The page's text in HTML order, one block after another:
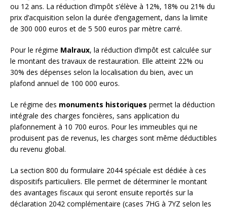
ou 12 ans. La réduction d’impôt s’élève à 12%, 18% ou 21% du
prix d’acquisition selon la durée d’engagement, dans la limite
de 300 000 euros et de 5 500 euros par mètre carré.
Pour le régime Malraux, la réduction d’impôt est calculée sur
le montant des travaux de restauration. Elle atteint 22% ou
30% des dépenses selon la localisation du bien, avec un
plafond annuel de 100 000 euros.
Le régime des monuments historiques permet la déduction
intégrale des charges foncières, sans application du
plafonnement à 10 700 euros. Pour les immeubles qui ne
produisent pas de revenus, les charges sont même déductibles
du revenu global.
La section 800 du formulaire 2044 spéciale est dédiée à ces
dispositifs particuliers. Elle permet de déterminer le montant
des avantages fiscaux qui seront ensuite reportés sur la
déclaration 2042 complémentaire (cases 7HG à 7YZ selon les